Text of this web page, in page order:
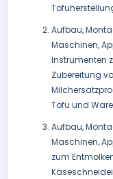
Aufbau,
Maschinen,
Instrumenten
Zubereitung
Tofu und
Aufbau,
Maschinen,
zum